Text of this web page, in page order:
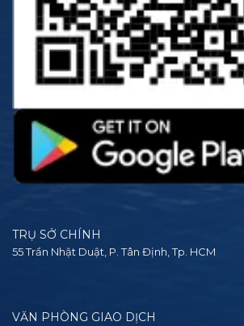
TRỤ SỞ CHÍNH
55 Trần Nhật Duật, P. Tân Định, Tp. HCM
VĂN PHÒNG GIAO DỊCH